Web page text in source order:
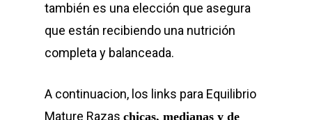
también es una elección que asegura
que están recibiendo una nutrición
completa y balanceada.
A continuacion, los links para Equilibrio
Mature Razas chicas, medianas y de